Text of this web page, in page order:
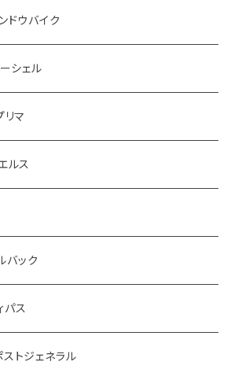
ドウバイク
シェル
マ
ルス
バック
ス
トジェネラル